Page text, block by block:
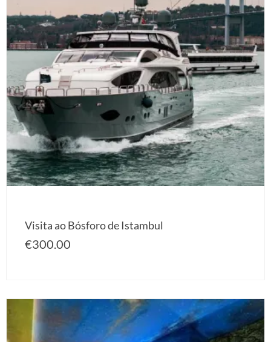
Visita ao Bósforo de Istambul
€300.00